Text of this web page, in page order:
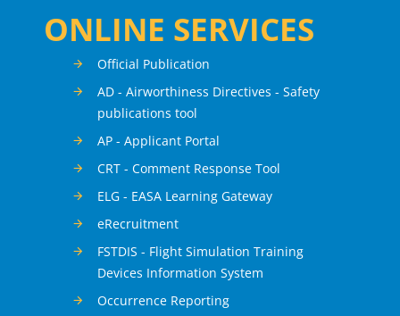
ONLINE SERVICES
Official Publication
AD - Airworthiness Directives - Safety
publications tool
AP - Applicant Portal
CRT - Comment Response Tool
ELG - EASA Learning Gateway
eRecruitment
FSTDIS - Flight Simulation Training
Devices Information System
Occurrence Reporting